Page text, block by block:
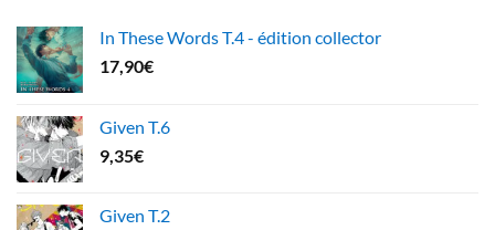
In These Words T.4 - édition collector
17,90€
Given T.6
9,35€
Given T.2